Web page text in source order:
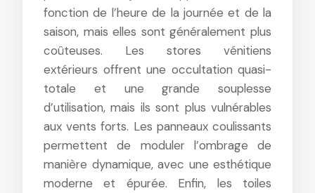
fonction de l’heure de la journée et de la
saison, mais elles sont généralement plus
coûteuses. Les stores vénitiens
extérieurs offrent une occultation quasi-
totale et une grande souplesse
d’utilisation, mais ils sont plus vulnérables
aux vents forts. Les panneaux coulissants
permettent de moduler l’ombrage de
manière dynamique, avec une esthétique
moderne et épurée. Enfin, les toiles